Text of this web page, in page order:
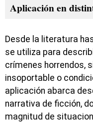
Aplicación en
Desde la literatura
se utiliza para
crímenes horrendos,
insoportable o
aplicación abarca
narrativa de ficción,
magnitud de